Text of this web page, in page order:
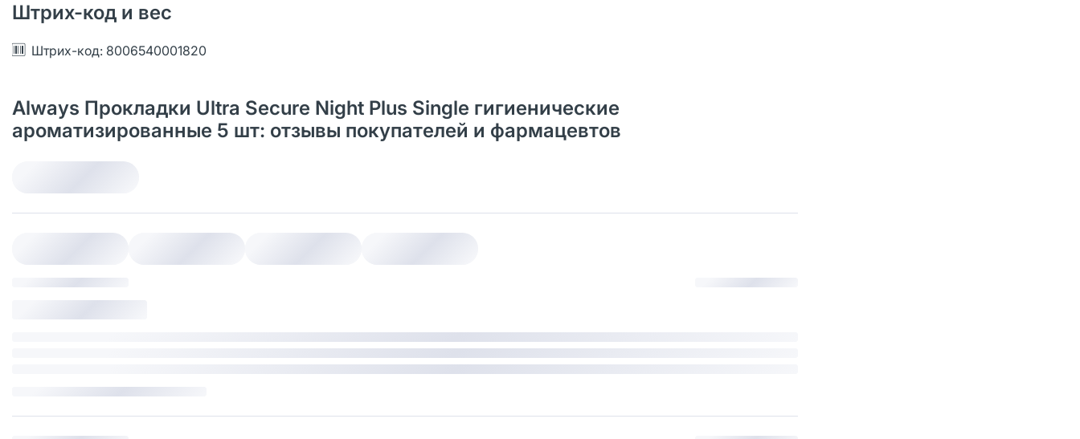
Штрих-код и вес
Штрих-код: 8006540001820
Always Прокладки Ultra Secure Night Plus Single гигиенические
ароматизированные 5 шт: отзывы покупателей и фармацевтов